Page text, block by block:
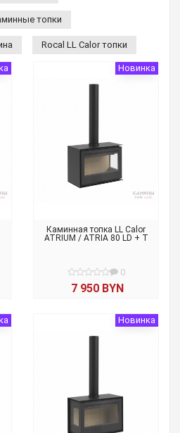
топки
Rocal LL Calor топки
Новинка
Каминная топка LL Calor
ATRIUM / ATRIA 80 LD + T
0
7 950 BYN
Новинка